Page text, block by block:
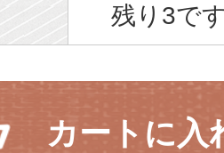
残り3で
カートに入